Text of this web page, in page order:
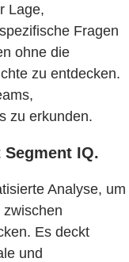
Lage,
Fragen
ohne die
zu entdecken.
zu erkunden.
IQ.
Analyse, um
Es deckt
und